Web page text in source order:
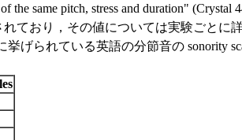
of the same pitch, stress and duration"
ており，その値については実験ごとに
げられている英語の分節音の sonority